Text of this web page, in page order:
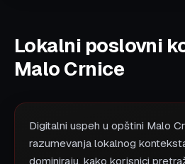
Lokalni poslovni
Malo Crnice
Digitalni uspeh u opštini Malo
razumevanja lokalnog